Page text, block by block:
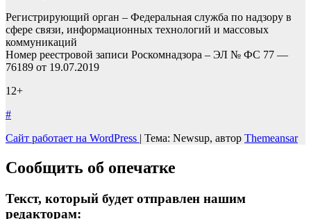
Регистрирующий орган – Федеральная служба по надзору в
сфере связи, информационных технологий и массовых
коммуникаций
Номер реестровой записи Роскомнадзора – ЭЛ № ФС 77 —
76189 от 19.07.2019
12+
#
Сайт работает на WordPress | Тема: Newsup, автор Themeansar
Сообщить об опечатке
Текст, который будет отправлен нашим
редакторам: